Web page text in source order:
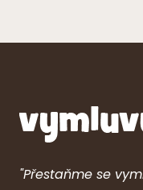
"Přestaňme se